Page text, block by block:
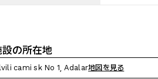
の所在地
cami sk No 1, Adalar地図を見る